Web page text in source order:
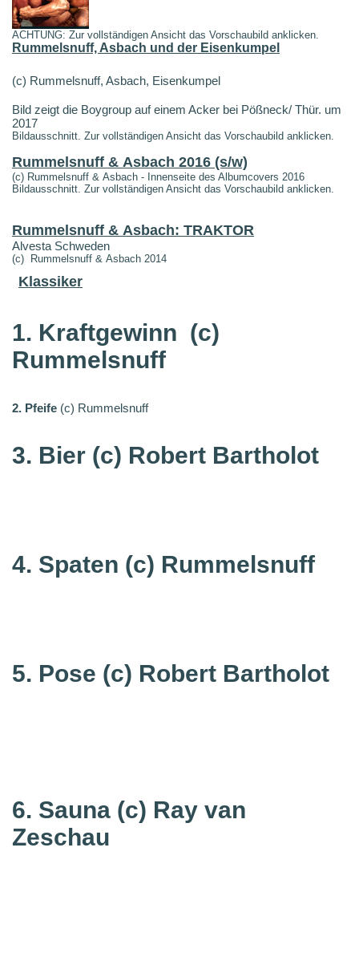
ACHTUNG: Zur vollständigen Ansicht das Vorschaubild anklicken.
Rummelsnuff, Asbach und der Eisenkumpel
(c) Rummelsnuff, Asbach, Eisenkumpel
Bild zeigt die Boygroup auf einem Acker bei Pößneck/ Thür. um
2017
Bildausschnitt. Zur vollständigen Ansicht das Vorschaubild anklicken.
Rummelsnuff & Asbach 2016 (s/w)
(c) Rummelsnuff & Asbach - Innenseite des Albumcovers 2016
Bildausschnitt. Zur vollständigen Ansicht das Vorschaubild anklicken.
Rummelsnuff & Asbach: TRAKTOR
Alvesta Schweden
(c) Rummelsnuff & Asbach 2014
Klassiker
1. Kraftgewinn (c)
Rummelsnuff
2. Pfeife (c) Rummelsnuff
3. Bier (c) Robert Bartholot
4. Spaten (c) Rummelsnuff
5. Pose (c) Robert Bartholot
6. Sauna (c) Ray van
Zeschau